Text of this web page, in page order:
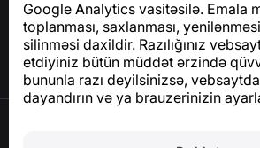
Google Analytics vasitəsilə. Emala
toplanması, saxlanması,
silinməsi daxildir. Razılığınız
etdiyiniz bütün müddət ərzində
bununla razı deyilsinizsə,
dayandırın və ya brauzerinizin
Əlaqə